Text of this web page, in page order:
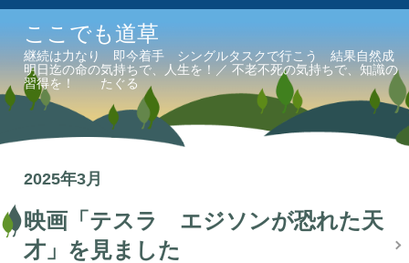
ここでも道草
継続は力なり 即今着手 シングルタスクで行こう 結果自然成
明日迄の命の気持ちで、人生を！／ 不老不死の気持ちで、知識の
習得を！ たぐる
2025年3月
映画「テスラ エジソンが恐れた天
才」を見ました